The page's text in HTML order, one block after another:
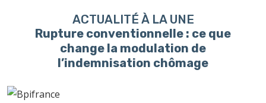
ACTUALITÉ À LA UNE
Rupture conventionnelle : ce que
change la modulation de
l’indemnisation chômage